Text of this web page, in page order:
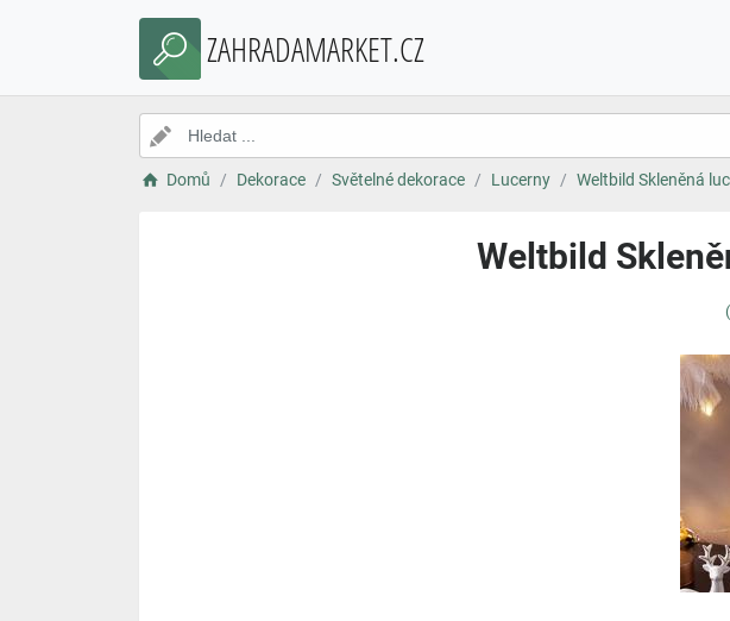
ZAHRADAMARKET.CZ
Domů Dekorace Světelné dekorace Lucerny Weltbild Skleněná
Weltbild